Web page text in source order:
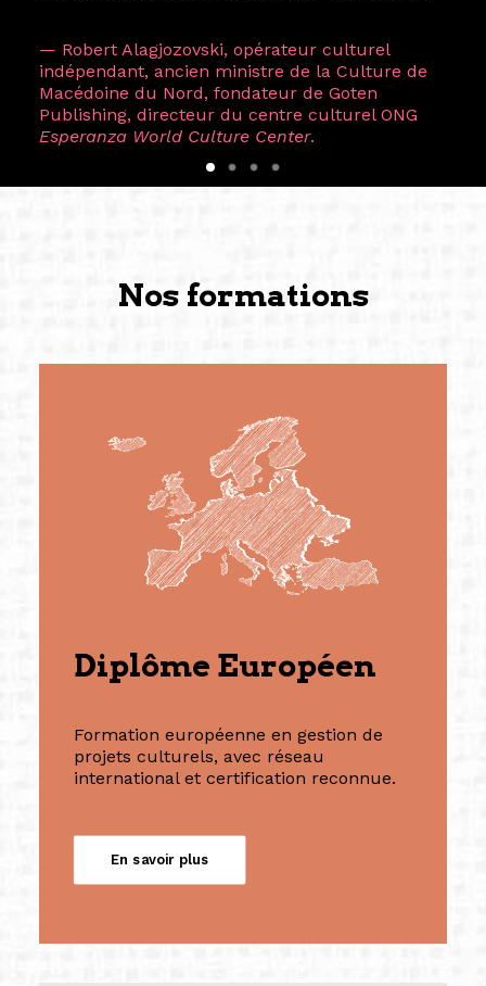
— Robert Alagjozovski, opérateur culturel
indépendant, ancien ministre de la Culture de
Macédoine du Nord, fondateur de Goten
Publishing, directeur du centre culturel ONG
Esperanza World Culture Center.
Nos formations
Diplôme Européen
Formation européenne en gestion de
projets culturels, avec réseau
international et certification reconnue.
En savoir plus